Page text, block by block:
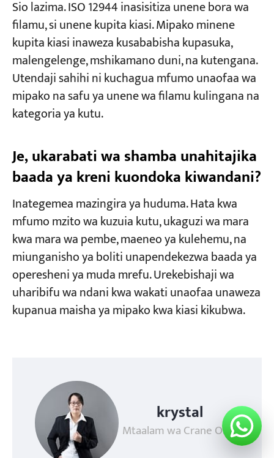
Sio lazima. ISO 12944 inasisitiza unene bora wa
filamu, si unene kupita kiasi. Mipako minene
kupita kiasi inaweza kusababisha kupasuka,
malengelenge, mshikamano duni, na kutengana.
Utendaji sahihi ni kuchagua mfumo unaofaa wa
mipako na safu ya unene wa filamu kulingana na
kategoria ya kutu.
Je, ukarabati wa shamba unahitajika
baada ya kreni kuondoka kiwandani?
Inategemea mazingira ya huduma. Hata kwa
mfumo mzito wa kuzuia kutu, ukaguzi wa mara
kwa mara wa pembe, maeneo ya kulehemu, na
miunganisho ya boliti unapendekezwa baada ya
operesheni ya muda mrefu. Urekebishaji wa
uharibifu wa ndani kwa wakati unaofaa unaweza
kupanua maisha ya mipako kwa kiasi kikubwa.
krystal
Mtaalam wa Crane OEM